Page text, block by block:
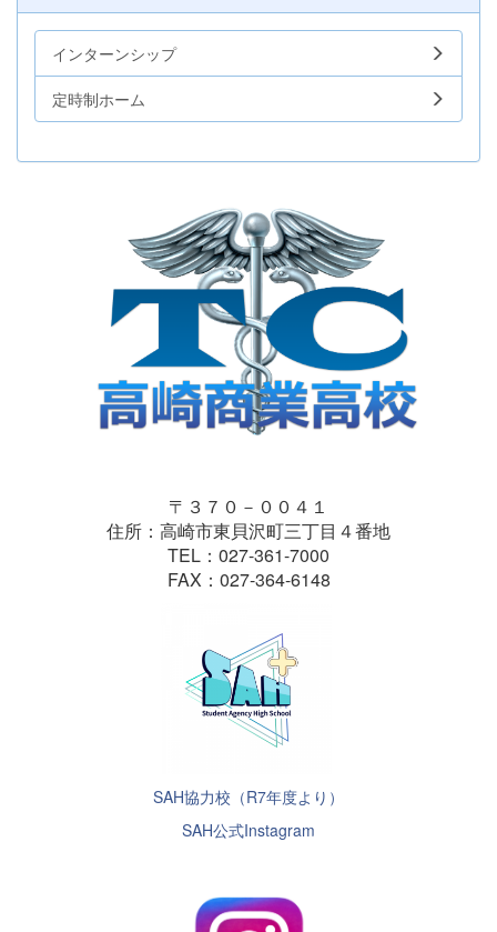
インターンシップ
定時制ホーム
〒３７０－００４１
住所：高崎市東貝沢町三丁目４番地
TEL：027-361-7000
FAX：027-364-6148
SAH協力校（R7年度より）
SAH公式Instagram